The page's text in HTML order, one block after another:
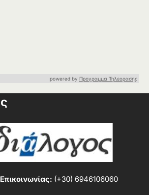
powered by Προγραμμα Τηλεορασης
(+30) 6946106060